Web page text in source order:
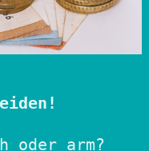
oder arm?